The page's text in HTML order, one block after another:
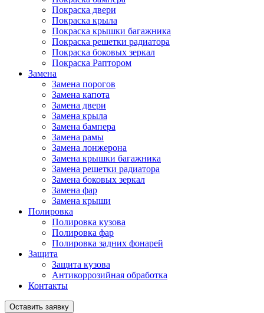
Покраска двери
Покраска крыла
Покраска крышки багажника
Покраска решетки радиатора
Покраска боковых зеркал
Покраска Раптором
Замена
Замена порогов
Замена капота
Замена двери
Замена крыла
Замена бампера
Замена рамы
Замена лонжерона
Замена крышки багажника
Замена решетки радиатора
Замена боковых зеркал
Замена фар
Замена крыши
Полировка
Полировка кузова
Полировка фар
Полировка задних фонарей
Защита
Защита кузова
Антикоррозийная обработка
Контакты
Оставить заявку